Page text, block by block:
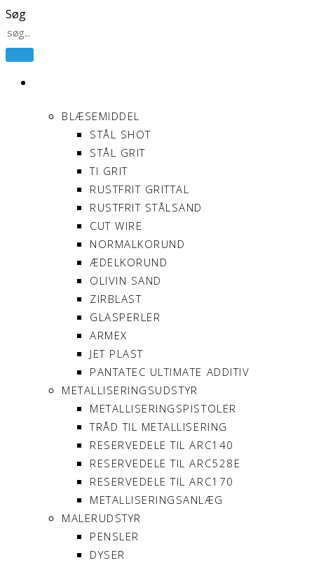
Søg
BLÆSEMIDDEL
STÅL SHOT
STÅL GRIT
TI GRIT
RUSTFRIT GRITTAL
RUSTFRIT STÅLSAND
CUT WIRE
NORMALKORUND
ÆDELKORUND
OLIVIN SAND
ZIRBLAST
GLASPERLER
ARMEX
JET PLAST
PANTATEC ULTIMATE ADDITIV
METALLISERINGSUDSTYR
METALLISERINGSPISTOLER
TRÅD TIL METALLISERING
RESERVEDELE TIL ARC140
RESERVEDELE TIL ARC528E
RESERVEDELE TIL ARC170
METALLISERINGSANLÆG
MALERUDSTYR
PENSLER
DYSER